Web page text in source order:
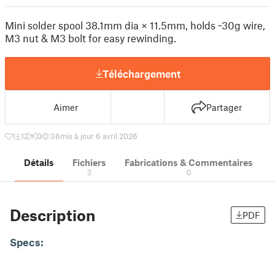
Mini solder spool 38.1mm dia × 11.5mm, holds ~30g wire,
M3 nut & M3 bolt for easy rewinding.
Téléchargement
Aimer Partager
1 12 0 36mis à jour 6 avril 2026
Détails Fichiers
3
Fabrications & Commentaires
0
Description PDF
Specs: